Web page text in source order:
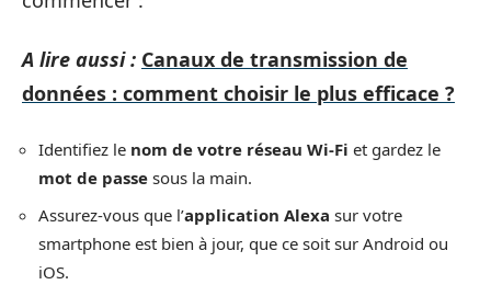
A lire aussi : Canaux de transmission de
données : comment choisir le plus efficace ?
Identifiez le nom de votre réseau Wi-Fi et gardez le
mot de passe sous la main.
Assurez-vous que l’application Alexa sur votre
smartphone est bien à jour, que ce soit sur Android ou
iOS.